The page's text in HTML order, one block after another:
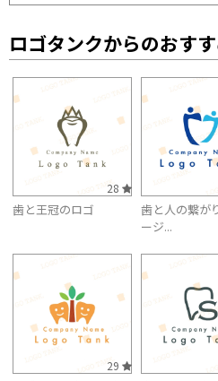
ロゴタンクからのおす
28
歯と王冠のロゴ
歯と人の繋が
ージ...
29